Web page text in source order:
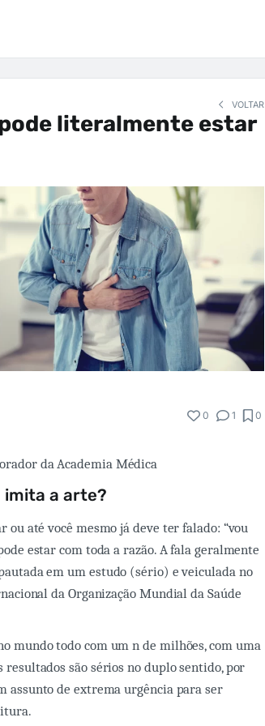
VOLTAR
literalmente estar
0 1 0
da Academia Médica
imita a arte?
ou até você mesmo já deve ter falado: “vou
estar com toda a razão. A fala geralmente
em um estudo (sério) e veiculada no
da Organização Mundial da Saúde
mundo todo com um n de milhões, com uma
são sérios no duplo sentido, por
assunto de extrema urgência para ser